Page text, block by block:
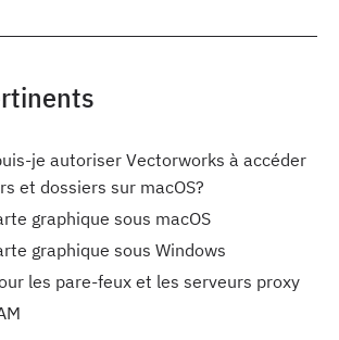
je autoriser Vectorworks à accéder
et dossiers sur macOS?
graphique sous macOS
graphique sous Windows
les pare-feux et les serveurs proxy